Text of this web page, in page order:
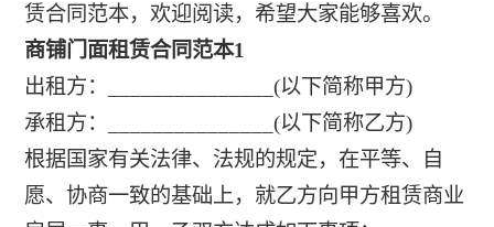
赁合同范本，欢迎阅读，希望大家能够喜欢。
商铺门面租赁合同范本1
出租方：_______________(以下简称甲方)
承租方：_______________(以下简称乙方)
根据国家有关法律、法规的规定，在平等、自
愿、协商一致的基础上，就乙方向甲方租赁商业